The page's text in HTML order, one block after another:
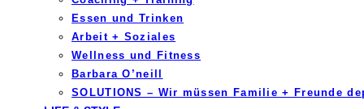
Essen und Trinken
Arbeit + Soziales
Wellness und Fitness
Barbara O’neill
SOLUTIONS – Wir müssen Familie + Freunde